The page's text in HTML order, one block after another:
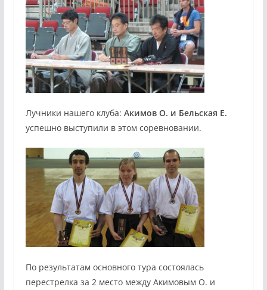
Лучники нашего клуба: Акимов О. и Бельская Е.
успешно выступили в этом соревновании.
По результатам основного тура состоялась
перестрелка за 2 место между Акимовым О. и